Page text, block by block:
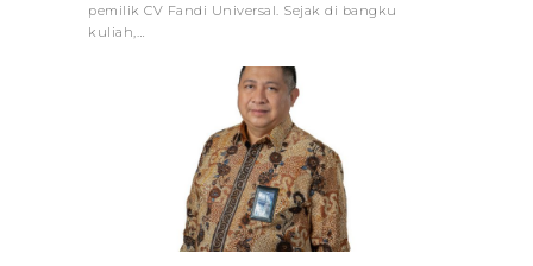
pemilik CV Fandi Universal. Sejak di bangku
kuliah,…